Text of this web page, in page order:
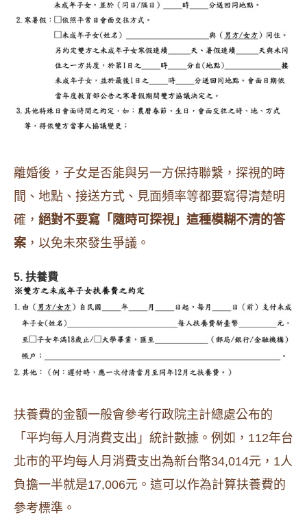
離婚後，子女是否能與另一方保持聯繫，探視的時
間、地點、接送方式、見面頻率等都要寫得清楚明
確， 絕對不要寫「隨時可探視」這種模糊不清的答
案 ，以免未來發生爭議。
5. 扶養費
扶養費的金額一般會參考行政院主計總處公布的
「平均每人月消費支出」統計數據。例如，112年台
北市的平均每人月消費支出為新台幣34,014元，1人
負擔一半就是17,006元。這可以作為計算扶養費的
參考標準。